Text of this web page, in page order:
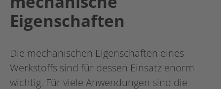
Eigenschaften
Die mechanischen Eigenschaften eines
Werkstoffs sind für dessen Einsatz enorm
wichtig. Für viele Anwendungen sind die